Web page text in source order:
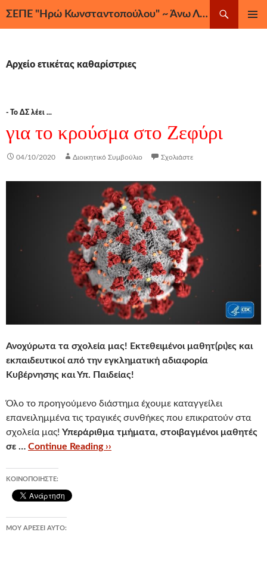
ΣΕΠΕ "Ηρώ Κωνσταντοπούλου" ~ Άνω Λιόσια, Ζεφύρι, Φυλή
Αρχείο ετικέτας καθαρίστριες
- Το ΔΣ λέει ...
για το κρούσμα στο Ζεφύρι
04/10/2020 Διοικητικό Συμβούλιο Σχολιάστε
Ανοχύρωτα τα σχολεία μας! Εκτεθειμένοι μαθητ(ρι)ες και
εκπαιδευτικοί από την εγκληματική αδιαφορία
Κυβέρνησης και Υπ. Παιδείας!
Όλο το προηγούμενο διάστημα έχουμε καταγγείλει
επανειλημμένα τις τραγικές συνθήκες που επικρατούν στα
σχολεία μας! Υπεράριθμα τμήματα, στοιβαγμένοι μαθητές
σε … Continue Reading ››
ΚΟΙΝΟΠΟΙΉΣΤΕ:
ΜΟΥ ΑΡΈΣΕΙ ΑΥΤΌ: